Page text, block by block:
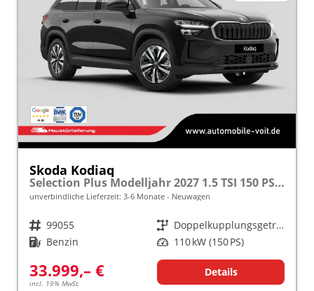
Skoda Kodiaq
Selection Plus Modelljahr 2027 1.5 TSI 150 PS DSG TEMPOMAT/R.KAMERA/SHZ/LED/LENKRADHEIZUNG frei konfigurierbar!
unverbindliche Lieferzeit: 3-6 Monate Neuwagen
Fahrzeugnr. 99055 Getriebe
Doppelkupplungsgetriebe (DSG)
Kraftstoff Benzin Leistung 110 kW (150 PS)
33.999,– €
incl. 19% MwSt.
Details